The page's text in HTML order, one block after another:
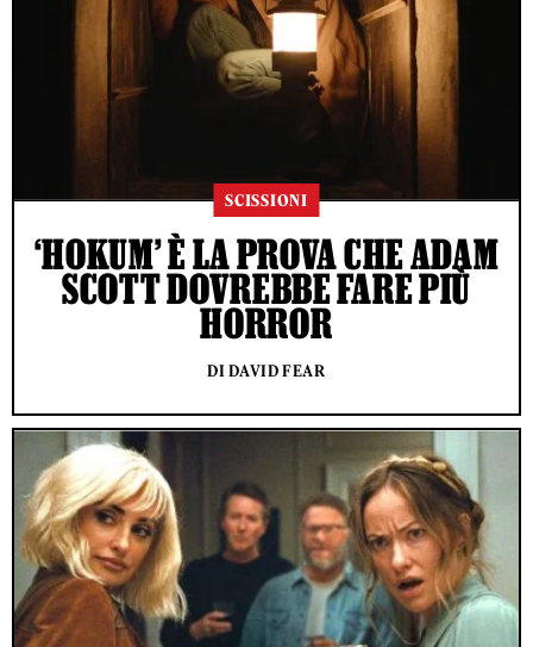
SCISSIONI
‘HOKUM’ È LA PROVA CHE ADAM
SCOTT DOVREBBE FARE PIÙ
HORROR
DI DAVID FEAR